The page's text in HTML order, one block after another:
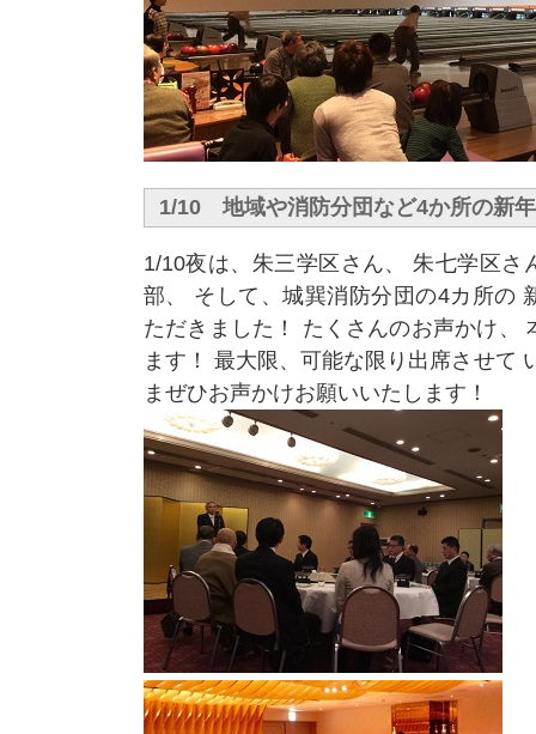
1/10 地域や消防分団など4か所の新
1/10夜は、朱三学区さん、 朱七学区さ
部、 そして、城巽消防分団の4カ所の
ただきました！ たくさんのお声かけ、
ます！ 最大限、可能な限り出席させて
まぜひお声かけお願いいたします！